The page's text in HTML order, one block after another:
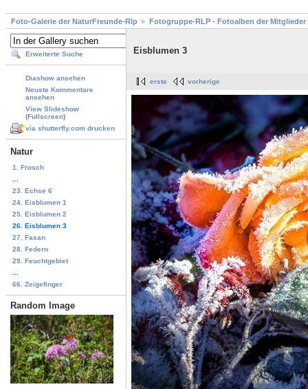
Foto-Galerie der NaturFreunde-Rlp Fotogruppe-RLP - Fotoalben der Mitglieder
Erweiterte Suche
Diashow ansehen
Neuste Kommentare
ansehen
View Slideshow
(Fullscreen)
via shutterfly.com drucken
Natur
1. Frosch
23. Echse 6
24. Eisblumen 1
25. Eisblumen 2
26. Eisblumen 3
27. Fasan
28. Federn
29. Feuchtgebiet
66. Zeigefinger
Random Image
Eisblumen 3
erste vorherige